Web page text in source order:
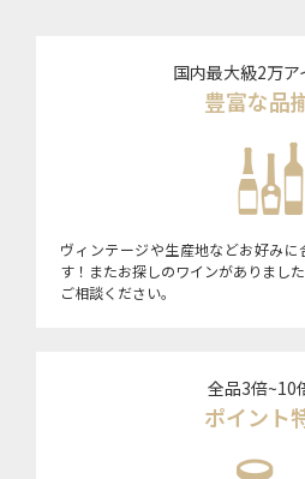
国内最大級2万ア
豊富な品
ヴィンテージや生産地などお好み
す！またお探しのワインがありまし
ご相談ください。
全品3倍~10
ポイント